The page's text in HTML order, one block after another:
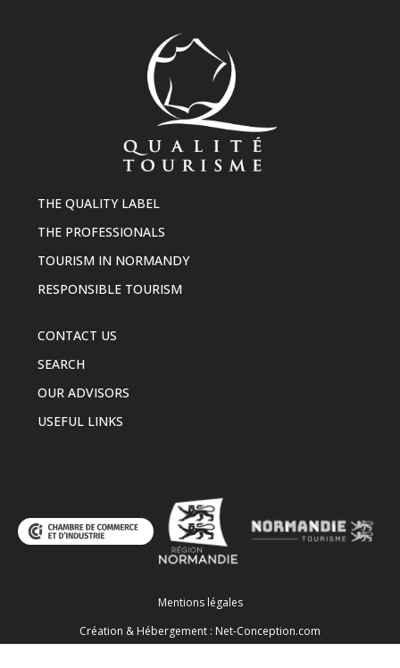
THE QUALITY LABEL
THE PROFESSIONALS
TOURISM IN NORMANDY
RESPONSIBLE TOURISM
CONTACT US
SEARCH
OUR ADVISORS
USEFUL LINKS
Mentions légales
-
Création & Hébergement : Net-Conception.com